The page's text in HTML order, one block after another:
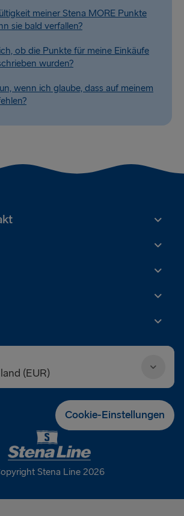
meiner Stena MORE Punkte
sie bald verfallen?
ob die Punkte für meine Einkäufe
wurden?
wenn ich glaube, dass auf meinem
(EUR)
Cookie-Einstellungen
Stena Line 2026